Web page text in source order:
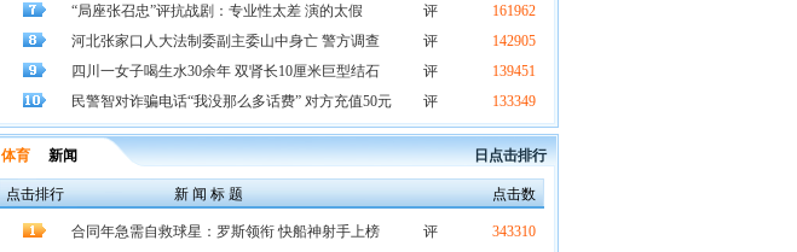
“局座张召忠”评抗战剧：专业性太差 演的太假
评
161962
河北张家口人大法制委副主委山中身亡 警方调查
评
142905
四川一女子喝生水30余年 双肾长10厘米巨型结石
评
139451
民警智对诈骗电话“我没那么多话费” 对方充值50元
评 133349
体育 新闻 日点击排行
点击排行 新 闻 标 题 点击数
合同年急需自救球星：罗斯领衔 快船神射手上榜 评
343310